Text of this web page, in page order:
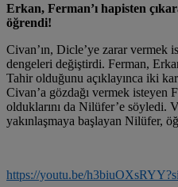
Erkan, Ferman’ı hapisten
öğrendi!
Civan’ın, Dicle’ye zarar vermek
dengeleri değiştirdi. Ferman,
Tahir olduğunu açıklayınca iki
Civan’a gözdağı vermek isteyen
olduklarını da Nilüfer’e söyledi.
yakınlaşmaya başlayan Nilüfer,
https://youtu.be/